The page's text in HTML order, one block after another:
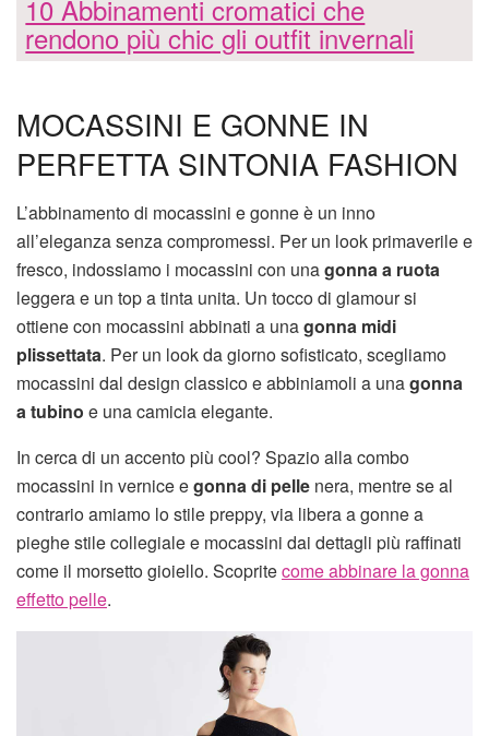
10 Abbinamenti cromatici che
rendono più chic gli outfit invernali
MOCASSINI E GONNE IN
PERFETTA SINTONIA FASHION
L’abbinamento di mocassini e gonne è un inno
all’eleganza senza compromessi. Per un look primaverile e
fresco, indossiamo i mocassini con unagonna a ruota
leggera e un top a tinta unita. Un tocco di glamour si
ottiene con mocassini abbinati a unagonna midi
plissettata. Per un look da giorno sofisticato, scegliamo
mocassini dal design classico e abbiniamoli a unagonna
a tubino e una camicia elegante.
In cerca di un accento più cool? Spazio alla combo
mocassini in vernice egonna di pelle nera, mentre se al
contrario amiamo lo stile preppy, via libera a gonne a
pieghe stile collegiale e mocassini dai dettagli più raffinati
come il morsetto gioiello. Scopritecome abbinare la gonna
effetto pelle.